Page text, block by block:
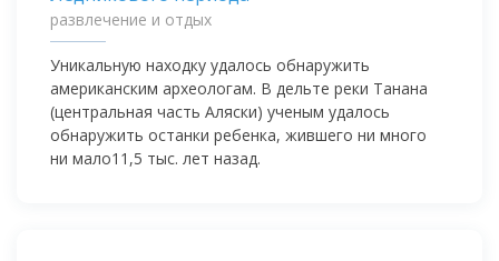
развлечение и отдых
Уникальную находку удалось обнаружить
американским археологам. В дельте реки Танана
(центральная часть Аляски) ученым удалось
обнаружить останки ребенка, жившего ни много
ни мало11,5 тыс. лет назад.